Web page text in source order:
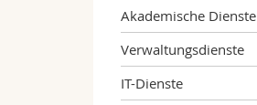
Akademische Dienste
Verwaltungsdienste
IT-Dienste